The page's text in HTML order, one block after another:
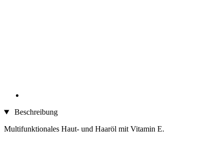
Beschreibung
Multifunktionales Haut- und Haaröl mit Vitamin E.